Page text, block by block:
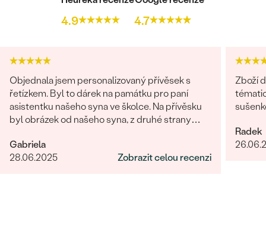
4.9 4.7
Objednala jsem personalizovaný přívěsek s
řetízkem. Byl to dárek na památku pro paní
asistentku našeho syna ve školce. Na přívěsku
byl obrázek od našeho syna, z druhé strany
dořešili jsme všechny detaily objednávky. Šperk
je nádherný, udělal velikou radost, je originální a
Gabriela
28.06.2025
Zobrazit celou recenzi
Zboží
Radek